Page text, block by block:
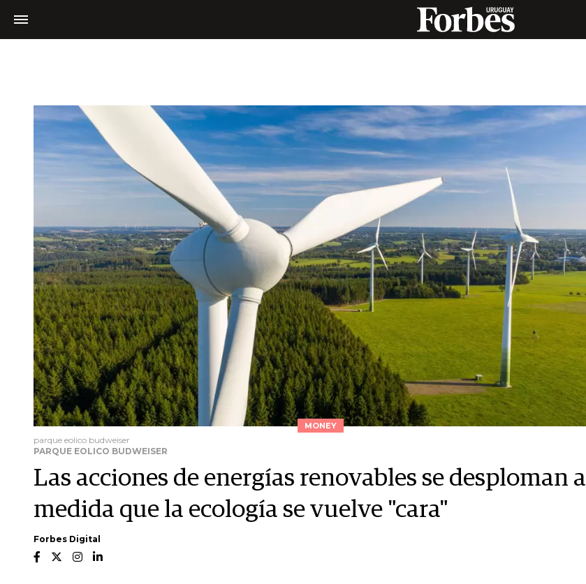
MONEY
parque eolico budweiser
PARQUE EOLICO BUDWEISER
Las acciones de energías renovables se desploman a
medida que la ecología se vuelve "cara"
Forbes Digital